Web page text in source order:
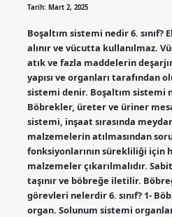
Tarih: Mart 2, 2025
Boşaltım sistemi nedir 6.
alınır ve vücutta kullanılmaz.
atık ve fazla maddelerin
yapısı ve organları tarafından
sistemi denir. Boşaltım sistemi
Böbrekler, üreter ve üriner
sistemi, inşaat sırasında
malzemelerin atılmasından
fonksiyonlarının sürekliliği için
malzemeler çıkarılmalıdır.
taşınır ve böbreğe iletilir.
görevleri nelerdir 6. sınıf? 1-
organ. Solunum sistemi